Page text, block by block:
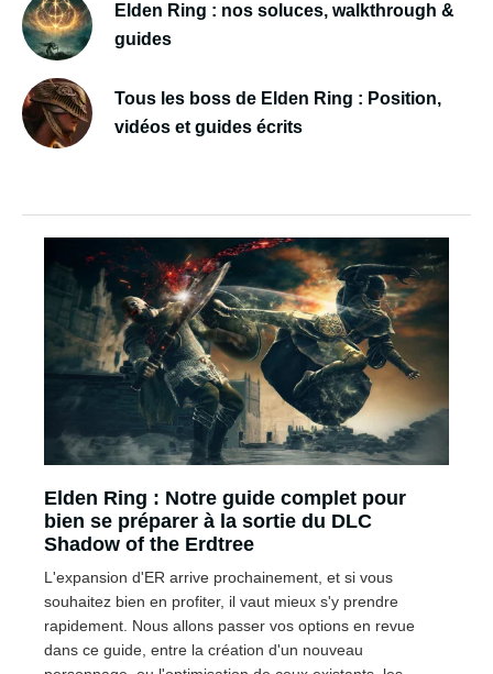
Elden Ring : nos soluces, walkthrough &
guides
Tous les boss de Elden Ring : Position,
vidéos et guides écrits
Elden Ring : Notre guide complet pour
bien se préparer à la sortie du DLC
Shadow of the Erdtree
L'expansion d'ER arrive prochainement, et si vous
souhaitez bien en profiter, il vaut mieux s'y prendre
rapidement. Nous allons passer vos options en revue
dans ce guide, entre la création d'un nouveau